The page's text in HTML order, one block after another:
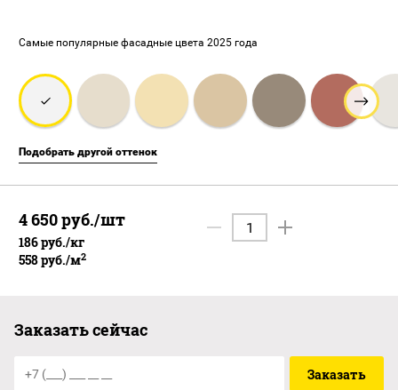
Самые популярные фасадные цвета 2025 года
Подобрать другой оттенок
4 650руб./шт
186руб./кг
558руб./м2
Заказать сейчас